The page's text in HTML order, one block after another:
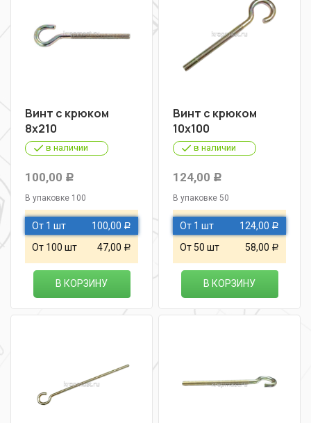
Винт с крюком
8х210
в наличии
100,00 Р
В упаковке 100
От 1 шт 100,00 Р
От 100 шт 47,00 Р
В КОРЗИНУ
Винт с крюком
10х100
в наличии
124,00 Р
В упаковке 50
От 1 шт 124,00 Р
От 50 шт 58,00 Р
В КОРЗИНУ